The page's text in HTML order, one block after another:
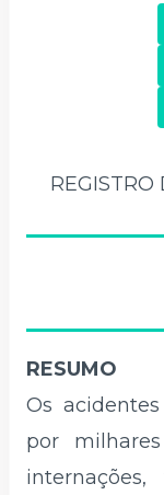
REGISTRO
RESUMO
Os
por